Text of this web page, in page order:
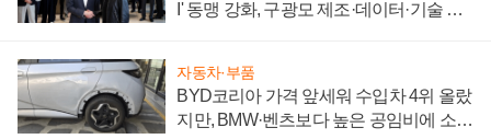
I' 동맹 강화, 구광모 제조·데이터·기술 결
자동차·부품
BYD코리아 가격 앞세워 수입차 4위 올랐
지만, BMW·벤츠보다 높은 공임비에 소비